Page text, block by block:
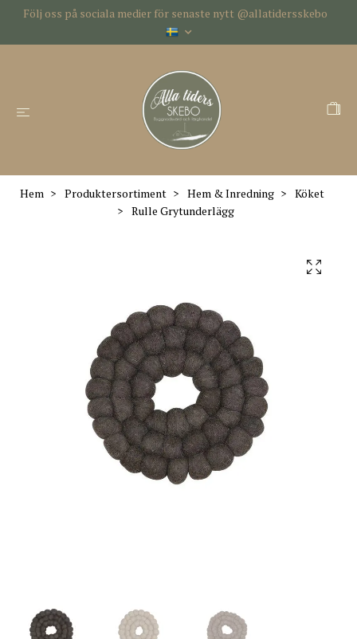
Följ oss på sociala medier för senaste nytt @allatidersskebo
Hem Produktersortiment Hem & Inredning
Köket
Rulle Grytunderlägg